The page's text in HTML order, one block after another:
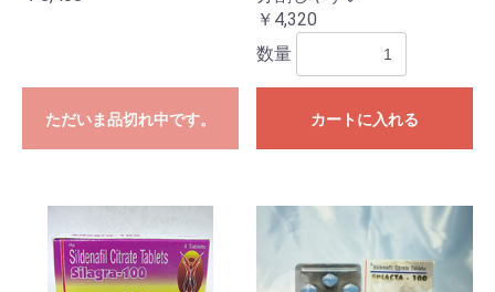
ただいま品切れ中です。
￥4,320
数量
カートに入れる